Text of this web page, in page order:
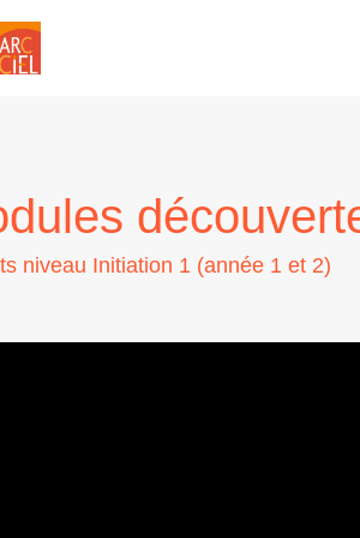
niveau Initiation 1 (année 1 et 2)